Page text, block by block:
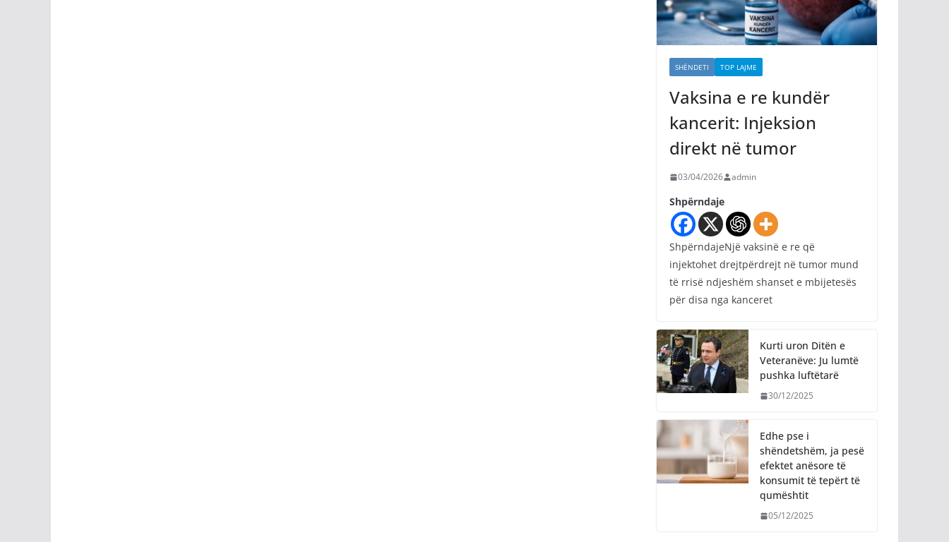
SHËNDETI TOP LAJME
Vaksina e re kundër
kancerit: Injeksion
direkt në tumor
03/04/2026 admin
Shpërndaje
ShpërndajeNjë vaksinë e re që
injektohet drejtpërdrejt në tumor mund
të rrisë ndjeshëm shanset e mbijetesës
për disa nga kanceret
Kurti uron Ditën e
Veteranëve: Ju lumtë
pushka luftëtarë
30/12/2025
Edhe pse i
shëndetshëm, ja pesë
efektet anësore të
konsumit të tepërt të
qumështit
05/12/2025